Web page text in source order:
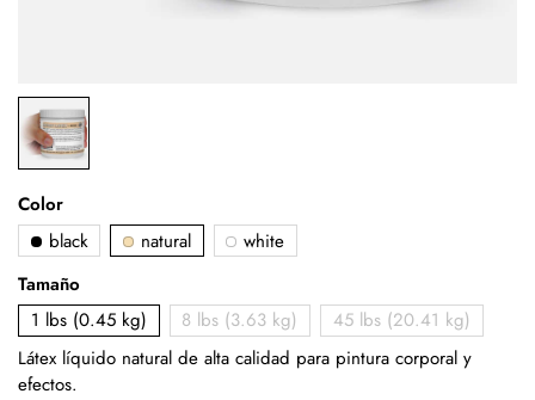
Color
black
natural
white
Tamaño
1 lbs (0.45 kg)
8 lbs (3.63 kg)
45 lbs (20.41 kg)
Látex líquido natural de alta calidad para pintura corporal y
efectos.